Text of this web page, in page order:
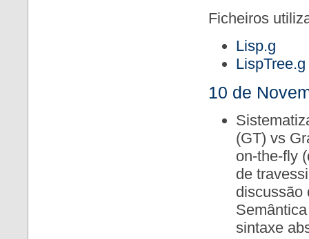
Ficheiros
Lisp.g
LispTree.g
10 de
(GT) vs
on-the-fly
de
discussão
sintaxe